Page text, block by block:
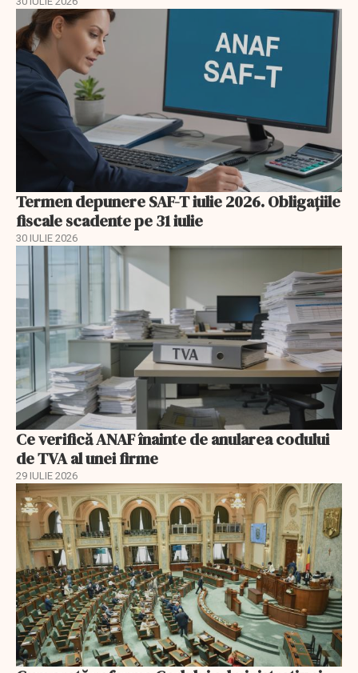
Termen depunere SAF-T iulie 2026. Obligațiile
fiscale scadente pe 31 iulie
30 IULIE 2026
Ce verifică ANAF înainte de anularea codului
de TVA al unei firme
29 IULIE 2026